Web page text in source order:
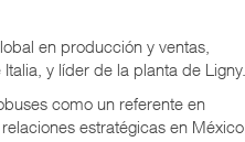
en producción y ventas,
y líder de la planta de Ligny.
como un referente en
estratégicas en México.